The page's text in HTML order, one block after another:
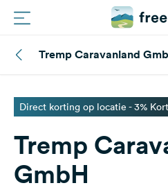
Routes
Campings
Partners
Tremp Caravanland
Direct korting op locatie - 3%
Tremp
GmbH